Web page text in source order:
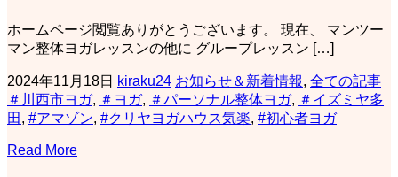
ホームページ閲覧ありがとうございます。 現在、 マンツー
マン整体ヨガレッスンの他に グループレッスン […]
2024年11月18日 kiraku24 お知らせ＆新着情報, 全ての記事
＃川西市ヨガ, ＃ヨガ, ＃パーソナル整体ヨガ, ＃イズミヤ多
田 , #アマゾン, #クリヤヨガハウス気楽, #初心者ヨガ
Read More